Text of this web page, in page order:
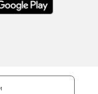
в
приложение